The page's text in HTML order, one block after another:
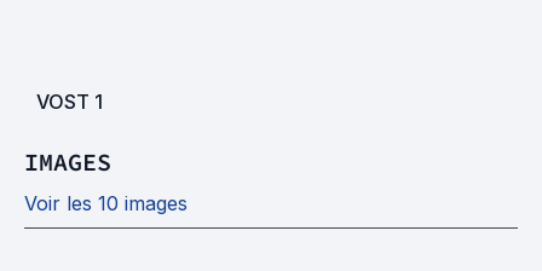
VOST 1
IMAGES
Voir les 10 images